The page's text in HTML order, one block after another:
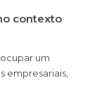
contexto
um
empresariais,